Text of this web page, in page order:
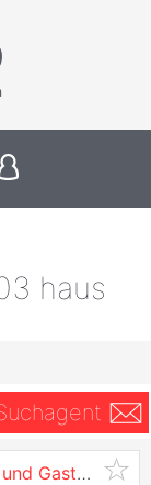
haus
und Gasthaus im Zentrum von Wiesen